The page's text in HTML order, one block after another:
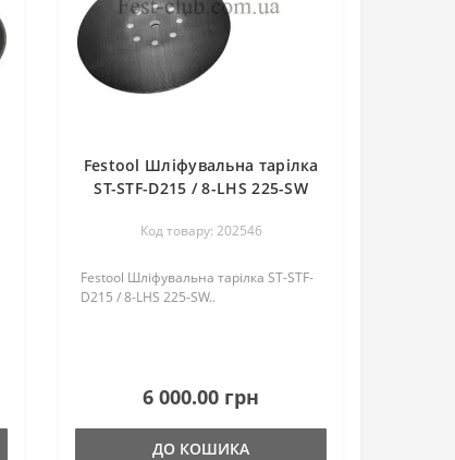
Festool Шліфувальна тарілка
ST-STF-D215 / 8-LHS 225-SW
Код товару: 202546
Festool Шліфувальна тарілка ST-STF-
D215 / 8-LHS 225-SW..
6 000.00 грн
ДО КОШИКА